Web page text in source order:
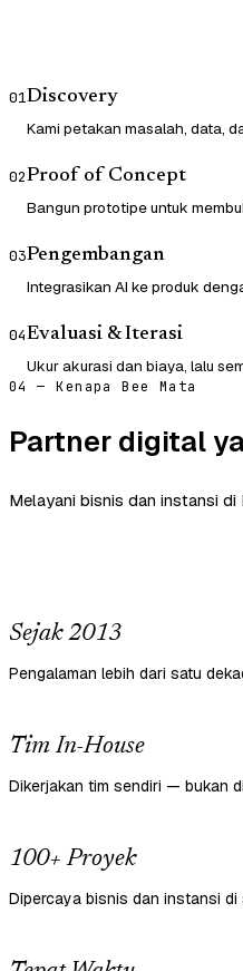
01Discovery
Kami petakan masalah, data,
02Proof of Concept
Bangun prototipe untuk
03Pengembangan
Integrasikan AI ke produk
04Evaluasi & Iterasi
Ukur akurasi dan biaya, lalu
04 — Kenapa Bee Mata
Partner digital
Melayani bisnis dan instansi
Sejak 2013
Pengalaman lebih dari satu
Tim In-House
Dikerjakan tim sendiri — bukan
100+ Proyek
Dipercaya bisnis dan instansi di